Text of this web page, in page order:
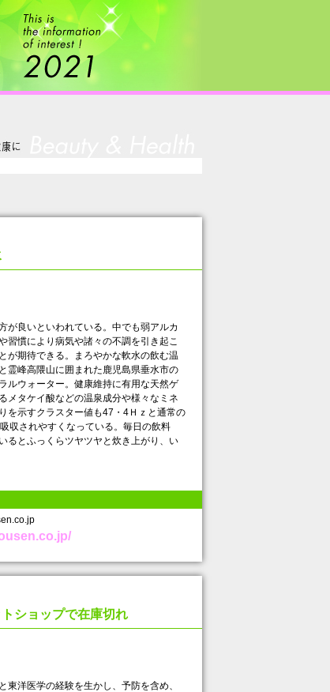
良いといわれている。中でも弱アルカ
習慣により病気や諸々の不調を引き起こ
が期待できる。まろやかな軟水の飲む温
霊峰高隈山に囲まれた鹿児島県垂水市の
ルウォーター。健康維持に有用な天然ゲ
メタケイ酸などの温泉成分や様々なミネ
を示すクラスター値も47・4Ｈｚと通常の
収されやすくなっている。毎日の飲料
るとふっくらツヤツヤと炊き上がり、い
ショップで在庫切れ
洋医学の経験を生かし、予防を含め、